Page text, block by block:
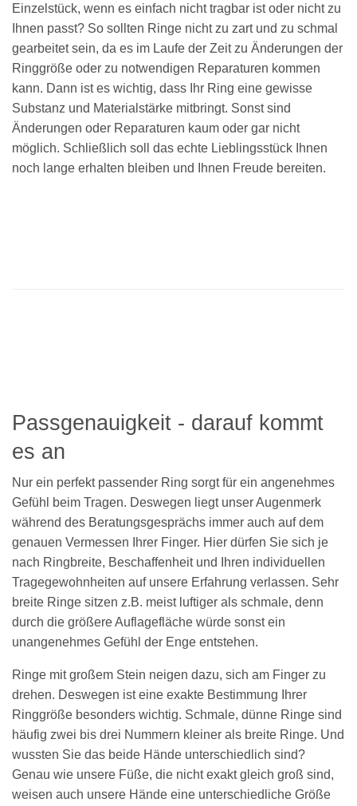
Einzelstück, wenn es einfach nicht tragbar ist oder nicht zu
Ihnen passt? So sollten Ringe nicht zu zart und zu schmal
gearbeitet sein, da es im Laufe der Zeit zu Änderungen der
Ringgröße oder zu notwendigen Reparaturen kommen
kann. Dann ist es wichtig, dass Ihr Ring eine gewisse
Substanz und Materialstärke mitbringt. Sonst sind
Änderungen oder Reparaturen kaum oder gar nicht
möglich. Schließlich soll das echte Lieblingsstück Ihnen
noch lange erhalten bleiben und Ihnen Freude bereiten.
Passgenauigkeit - darauf kommt
es an
Nur ein perfekt passender Ring sorgt für ein angenehmes
Gefühl beim Tragen. Deswegen liegt unser Augenmerk
während des Beratungsgesprächs immer auch auf dem
genauen Vermessen Ihrer Finger. Hier dürfen Sie sich je
nach Ringbreite, Beschaffenheit und Ihren individuellen
Tragegewohnheiten auf unsere Erfahrung verlassen. Sehr
breite Ringe sitzen z.B. meist luftiger als schmale, denn
durch die größere Auflagefläche würde sonst ein
unangenehmes Gefühl der Enge entstehen.
Ringe mit großem Stein neigen dazu, sich am Finger zu
drehen. Deswegen ist eine exakte Bestimmung Ihrer
Ringgröße besonders wichtig. Schmale, dünne Ringe sind
häufig zwei bis drei Nummern kleiner als breite Ringe. Und
wussten Sie das beide Hände unterschiedlich sind?
Genau wie unsere Füße, die nicht exakt gleich groß sind,
weisen auch unsere Hände eine unterschiedliche Größe